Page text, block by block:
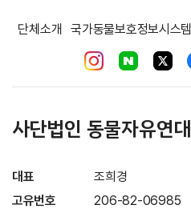
단체소개 국가동물보호정보시스템
사단법인 동물자유연대
대표
조희경
고유번호
206-82-06985